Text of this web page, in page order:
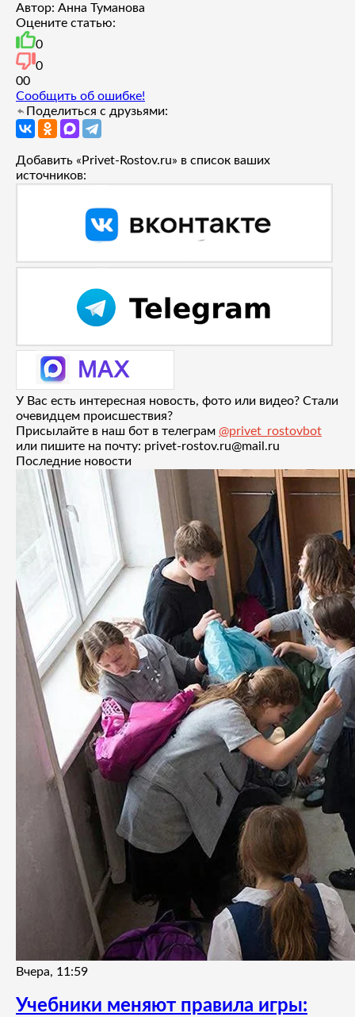
Автор: Анна Туманова
Оцените статью:
0
0
00
Сообщить об ошибке!
Поделиться с друзьями:
Добавить «Privet-Rostov.ru» в список ваших
источников:
У Вас есть интересная новость, фото или видео? Стали
очевидцем происшествия?
Присылайте в наш бот в телеграм @privet_rostovbot
или пишите на почту: privet-rostov.ru@mail.ru
Последние новости
Вчера, 11:59
Учебники меняют правила игры: